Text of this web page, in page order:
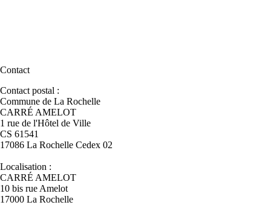
Contact
Contact postal :
Commune de La Rochelle
CARRÉ AMELOT
1 rue de l'Hôtel de Ville
CS 61541
17086 La Rochelle Cedex 02
Localisation :
CARRÉ AMELOT
10 bis rue Amelot
17000 La Rochelle